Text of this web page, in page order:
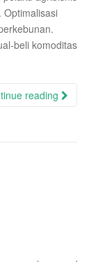
Optimalisasi
beli komoditas
reading